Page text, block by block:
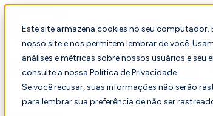
Este site armazena cookies no seu
nosso site e nos permitem lembrar de você.
análises e métricas sobre nossos usuários e
consulte a nossa Política de Privacidade.
Se você recusar, suas informações não serão
para lembrar sua preferência de não ser